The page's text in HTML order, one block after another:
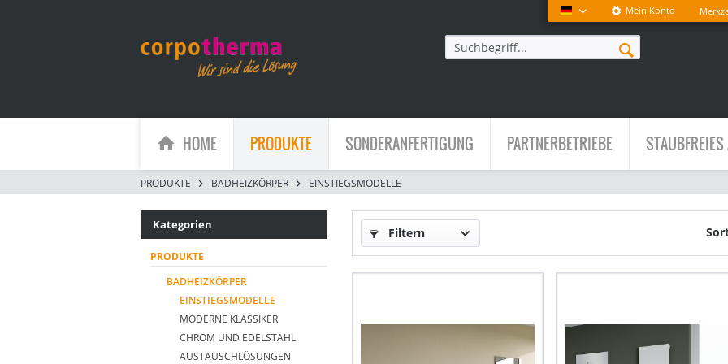
Deutsch Mein Konto
HOME PRODUKTE SONDERANFERTIGUNG PARTNERBETRIEBE STAUBFREIES
PRODUKTE BADHEIZKÖRPER EINSTIEGSMODELLE
Kategorien
PRODUKTE
BADHEIZKÖRPER
EINSTIEGSMODELLE
MODERNE KLASSIKER
CHROM UND EDELSTAHL
AUSTAUSCHLÖSUNGEN
Filtern